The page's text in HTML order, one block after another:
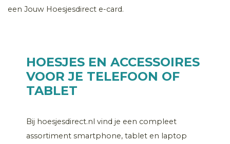
een Jouw Hoesjesdirect e-card.
HOESJES EN ACCESSOIRES
VOOR JE TELEFOON OF
TABLET
Bij hoesjesdirect.nl vind je een compleet
assortiment smartphone, tablet en laptop